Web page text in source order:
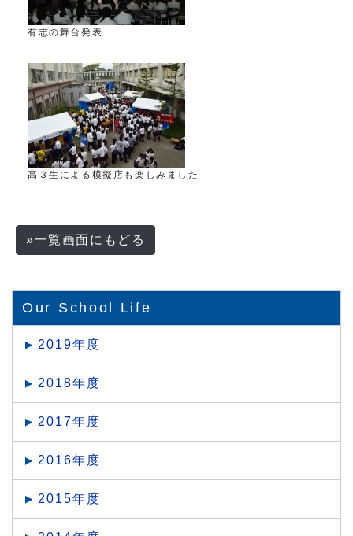
有志の舞台発表
高３生による模擬店も楽しみました
»一覧画面にもどる
Our School Life
2019年度
2018年度
2017年度
2016年度
2015年度